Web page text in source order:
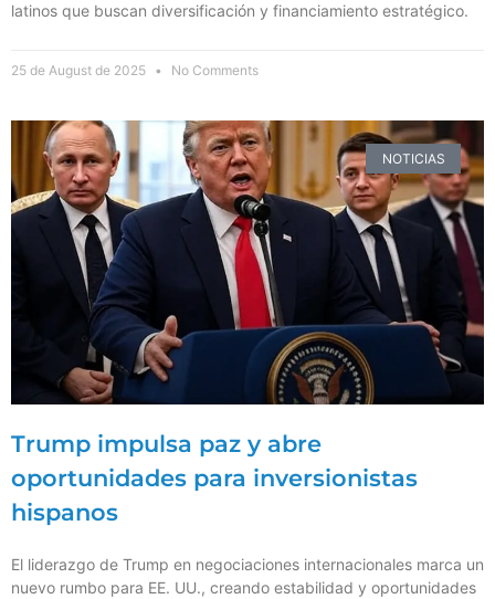
latinos que buscan diversificación y financiamiento estratégico.
25 de August de 2025 No Comments
NOTICIAS
Trump impulsa paz y abre
oportunidades para inversionistas
hispanos
El liderazgo de Trump en negociaciones internacionales marca un
nuevo rumbo para EE. UU., creando estabilidad y oportunidades